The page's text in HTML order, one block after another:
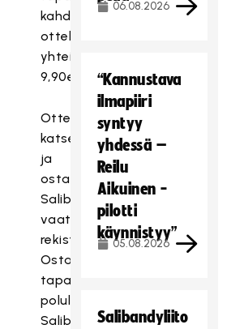
kahdeksan
ottelua
yhteishintaan
9,90e.
Otteluiden
katselu
ja
ostaminen
SalibandyTV:ssä
vaatii
rekisteröitymisen.
Ostaminen
tapahtuu
polulla:
SalibandyTV
06.08.2026
“Kannustava
ilmapiiri
syntyy
yhdessä –
Reilu
Aikuinen -
pilotti
käynnistyy”
05.08.2026
Salibandyliito